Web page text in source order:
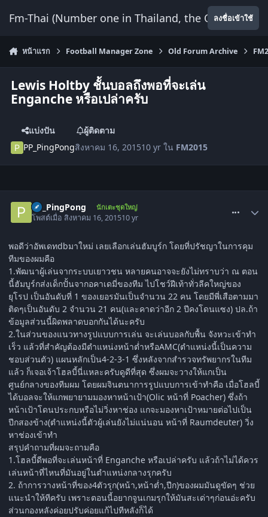
Fm-Thai (Number one in Thailand, the Onlyลงชื่อเข้าใช้
หน้าแรก Football Manager Zone Old Forum Archive
Lewis Holtby ชั้นบอลถึงพอที่จะเล่น
Enganche หรือเปล่าครับ
แบ่งปัน
ผู้ติดตาม
PP_PingPongสิงหาคม 16, 201510 yr ใน FM2015
PP_PingPong นักเตะชุดใหญ่
โพสต์เมื่อ สิงหาคม 16, 201510 yr
พอดีว่าอัพเดทdbมาใหม่ เลยเลือกเล่นฮัมบูร์ก โดยที่ปรัชญาในการคุม
ทีมของผมคือ
1.พัฒนาผู้เล่นจากระบบเยาวชน หลายคนอาจจะยังไม่ทราบว่า ณ ตอน
นี้ฮัมบูร์กส่งเด็กปั้นจากอคาเดมี่ของทีม ไปโชว์ฝีเท้าทั่วลีคใหญ่ของ
ยุโรป เป็นอันดับที่ 1 ของเยอรมันเป็นจำนวน 22 คน โดยมีพี่เสือตามมา
ติดๆเป็นอันดับ 2 จำนวน 21 คน(และคาดว่าอีก 2 ปีคงโดนแซง) ปล.ถ้า
ข้อมูลส่วนนี้ผิดพลาดบอกกันได้นะครับ
2.ในส่วนของแนวทางรูปแบบการเล่น จะเล่นบอลกับพื้น จังหวะเข้าทำ
เร็ว แล้วที่สำคัญต้องมีตำแหน่งหน้าต่ำหรือAMC(ตำแหน่งนี้เป็นความ
ชอบส่วนตัว) แผนหลักเป็น4-2-3-1 ซึ่งหลังจากสำรวจทรัพยากรในทีม
แล้ว ก็เจอเจ้าโฮลบี้นี่แหละครับดูดีที่สุด ซึ่งผมจะวางให้แกเป็น
ศูนย์กลางของทีมผม โดยผมจินตนาการรูปแบบการเข้าทำคือ เมื่อโฮลบี้
ได้บอลจะให้แกพยายามมองหาหน้าเป้า(Olic หน้าที่ Poacher) ซึ่งถ้า
หน้าเป้าโดนประกบหรือไม่วิ่งหาช่อง แกจะมองหาเป้าหมายต่อไปเป็น
ปีกสองข้าง(ตำแหน่งนี้ตัวผู้เล่นยังไม่แน่นอน หน้าที่ Raumdeuter) วิ่ง
หาช่องเข้าทำ
สรุปคำถามที่ผมจะถามคือ
1.โฮลบี้ดีพอที่จะเล่นหน้าที่ Enganche หรือเปล่าครับ แล้วถ้าไม่ได้ควร
เล่นหน้าที่ไหนที่มันอยู่ในตำแหน่งกลางรุกครับ
2. ถ้าการวางหน้าที่ของ4ตัวรุก(หน้า,หน้าต่ำ,ปีก)ของผมมันดูขัดๆ ช่วย
แนะนำให้ทีครับ เพราะตอนนี้อยากจูนเกมรุกให้มันสะเด่าๆก่อนอ่ะครับ
ส่วนกองหลังค่อยปรับค่อยแก้ไปทีหลังก็ได้